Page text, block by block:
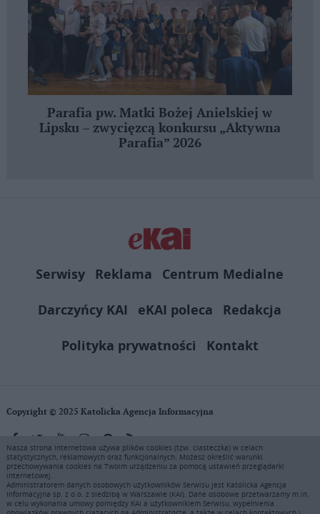
Parafia pw. Matki Bożej Anielskiej w
Lipsku – zwycięzcą konkursu „Aktywna
Parafia” 2026
Serwisy Reklama
Centrum Medialne
Darczyńcy KAI
eKAI poleca
Redakcja
Polityka prywatności
Kontakt
Copyright © 2025 Katolicka Agencja Informacyjna
KAI zastrzega wszelkie prawa do serwisu. Użytkownicy mogą pobierać
i drukować fragmenty zawartości serwisu internetowego www.ekai.pl
wyłącznie do użytku osobistego. Publikacja, rozpowszechnianie
zawartości niniejszego serwisu lub jej sprzedaż (także framing i in.
podobne metody), są bez uprzedniej pisemnej zgody KAI zabronione i
Nasza strona internetowa używa plików cookies (tzw. ciasteczka) w celach
statystycznych, reklamowych oraz funkcjonalnych. Możesz określić warunki
przechowywania cookies na Twoim urządzeniu za pomocą ustawień przeglądarki
internetowej.
Administratorem danych osobowych użytkowników Serwisu jest Katolicka Agencja
Informacyjna sp. z o.o. z siedzibą w Warszawie (KAI). Dane osobowe przetwarzamy m.in.
w celu wykonania umowy pomiędzy KAI a użytkownikiem Serwisu, wypełnienia